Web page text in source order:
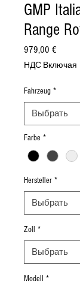
GMP
Range
979,00 €Цена
НДС Включая
Fahrzeug *
Farbe *
Hersteller *
Zoll *
Modell *